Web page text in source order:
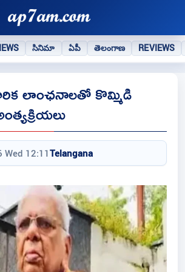
సినిమా ఏపీ తెలంగాణ REVIEWS
లాంఛనాలతో కొమ్మిడి
12:11Telangana